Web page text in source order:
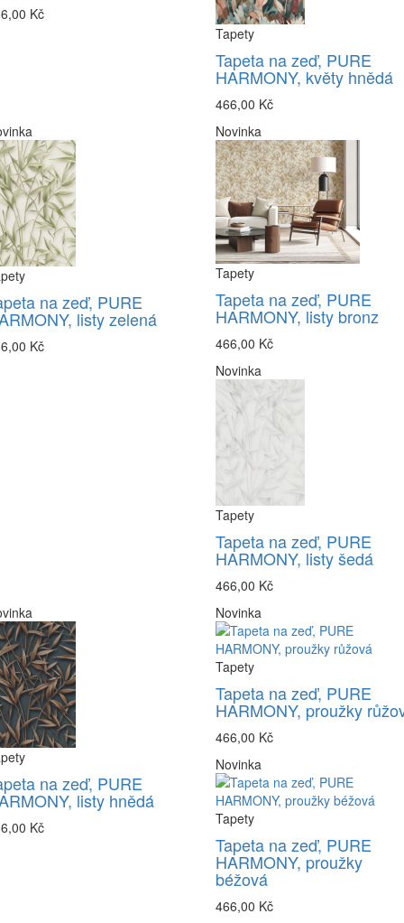
Kč
Tapety
Tapeta na zeď, PURE
HARMONY, květy hnědá
466,00 Kč
na zeď, PURE
listy zelená
Kč
Novinka
Tapety
Tapeta na zeď, PURE
HARMONY, listy bronz
466,00 Kč
Novinka
Tapety
Tapeta na zeď, PURE
HARMONY, listy šedá
466,00 Kč
na zeď, PURE
listy hnědá
Kč
Novinka
Tapety
Tapeta na zeď, PURE
HARMONY, proužky
466,00 Kč
Novinka
Tapety
Tapeta na zeď, PURE
HARMONY, proužky
béžová
466,00 Kč